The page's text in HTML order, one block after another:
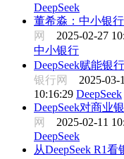
DeepSeek
董希淼：中小银
网 2025-02-27
中小银行
DeepSeek赋能银
银行网 2025-03-
10:16:29 DeepSeek
DeepSeek对商业
网 2025-02-11
DeepSeek
从DeepSeek R1